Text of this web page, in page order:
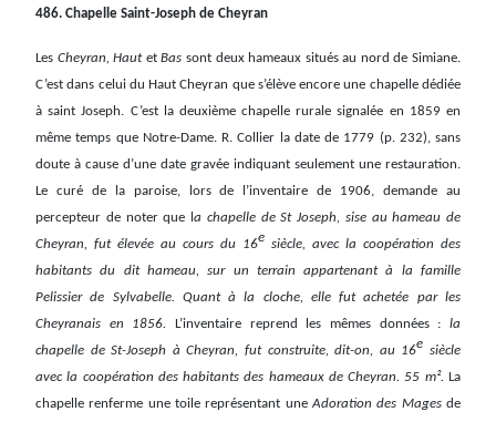
486. Chapelle Saint-Joseph de Cheyran
Les Cheyran, Haut etBas sont deux hameaux situés au nord de Simiane.
C’est dans celui du Haut Cheyran que s’élève encore une chapelle dédiée
à saint Joseph. C’est la deuxième chapelle rurale signalée en 1859 en
même temps que Notre-Dame. R. Collier la date de 1779 (p. 232), sans
doute à cause d’une date gravée indiquant seulement une restauration.
Le curé de la paroise, lors de l’inventaire de 1906, demande au
percepteur de noter que l a chapelle de St Joseph, sise au hameau de
Cheyran, fut élevée au cours du 16e siècle, avec la coopération des
habitants du dit hameau, sur un terrain appartenant à la famille
Pelissier de Sylvabelle. Quant à la cloche, elle fut achetée par les
Cheyranais en 1856.
L’inventaire reprend les mêmes données :la
chapelle de St-Joseph à Cheyran, fut construite, dit-on, au 16e siècle
avec la coopération des habitants des hameaux de Cheyran. 55 m². La
chapelle renferme une toile représentant uneAdoration des Magesde